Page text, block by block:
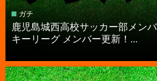
ガチ
鹿児島城西高校サッカー部メン
キーリーグ メンバー更新！...